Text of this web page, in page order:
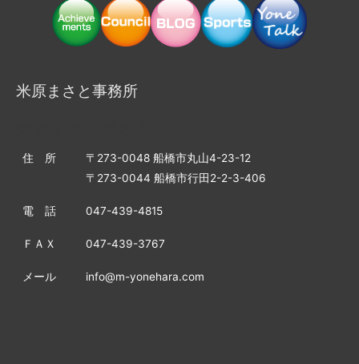
米原まさと事務所
住 所
〒273-0048 船橋市丸山4-23-12
〒273-0044 船橋市行田2-2-3-406
電 話 047-439-4815
ＦＡＸ 047-439-3767
メール info@m-yonehara.com